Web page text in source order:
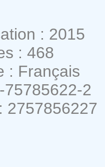
: 2015
: 468
: Français
75785622-2
2757856227